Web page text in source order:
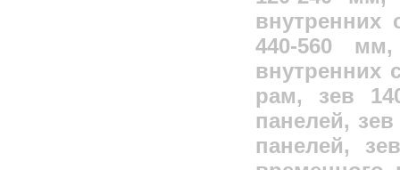
внутренних
440-560
внутренних
рам, зев
панелей,
панелей,